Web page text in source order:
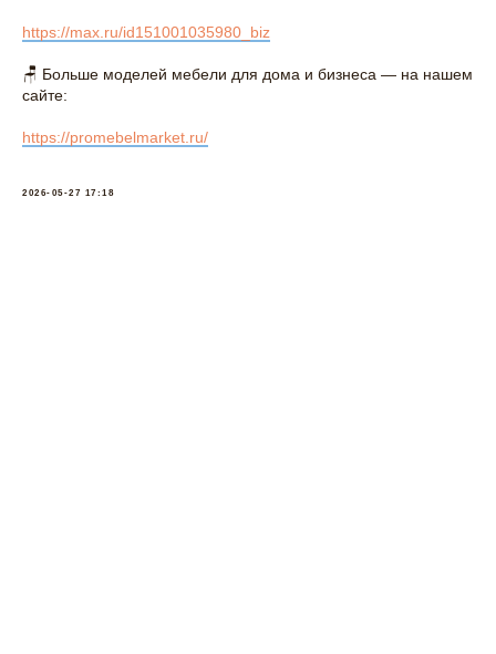
https://max.ru/id151001035980_biz
🪑 Больше моделей мебели для дома и бизнеса — на нашем
сайте:
https://promebelmarket.ru/
2026-05-27 17:18